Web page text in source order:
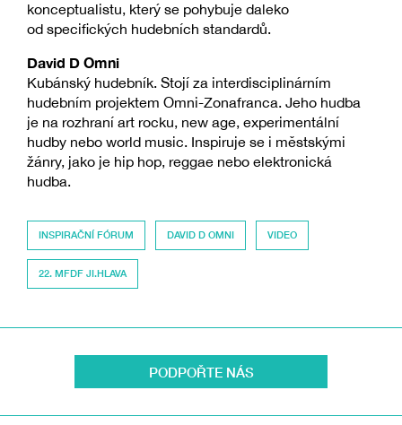
konceptualistu, který se pohybuje daleko
od specifických hudebních standardů.
David D Omni
Kubánský hudebník. Stojí za interdisciplinárním
hudebním projektem Omni-Zonafranca. Jeho hudba
je na rozhraní art rocku, new age, experimentální
hudby nebo world music. Inspiruje se i městskými
žánry, jako je hip hop, reggae nebo elektronická
hudba.
INSPIRAČNÍ FÓRUM DAVID D OMNI VIDEO
22. MFDF JI.HLAVA
PODPOŘTE NÁS